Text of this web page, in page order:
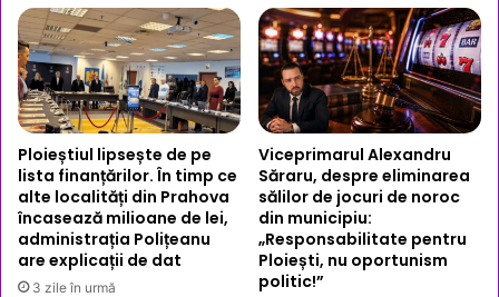
Ploieștiul lipsește de pe
lista finanțărilor. În timp ce
alte localități din Prahova
încasează milioane de lei,
administrația Polițeanu
are explicații de dat
3 zile în urmă
Viceprimarul Alexandru
Săraru, despre eliminarea
sălilor de jocuri de noroc
din municipiu:
„Responsabilitate pentru
Ploiești, nu oportunism
politic!”